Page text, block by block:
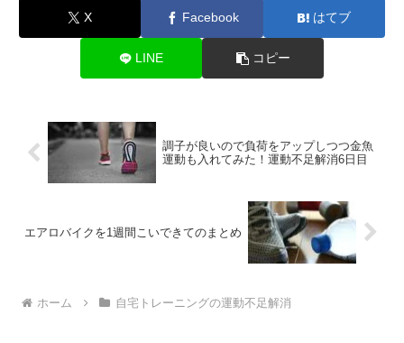
X Facebook はてブ
LINE コピー
調子が良いので負荷をアップしつつ金魚
運動も入れてみた！運動不足解消6日目
エアロバイクを1週間こいできてのまとめ
ホーム 自宅トレーニングの運動不足解消